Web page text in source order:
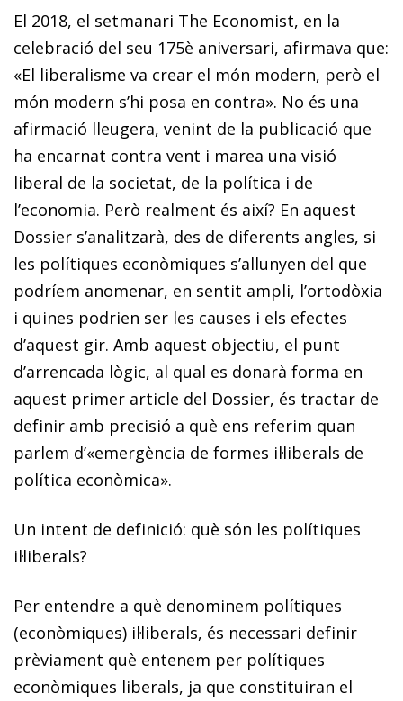
El 2018, el setmanari The Economist, en la
celebració del seu 175è aniversari, afirmava que:
«El liberalisme va crear el món modern, però el
món modern s’hi posa en contra». No és una
afirmació lleugera, venint de la publicació que
ha encarnat contra vent i marea una visió
liberal de la societat, de la política i de
l’economia. Però realment és així? En aquest
Dossier s’analitzarà, des de diferents angles, si
les polítiques econòmiques s’allunyen del que
podríem anomenar, en sentit ampli, l’ortodòxia
i quines podrien ser les causes i els efectes
d’aquest gir. Amb aquest objectiu, el punt
d’arrencada lògic, al qual es donarà forma en
aquest primer article del Dossier, és tractar de
definir amb precisió a què ens referim quan
parlem d’«emergència de formes il·liberals de
política econòmica».
Un intent de definició: què són les polítiques
il·liberals?
Per entendre a què denominem polítiques
(econòmiques) il·liberals, és necessari definir
prèviament què entenem per polítiques
econòmiques liberals, ja que constituiran el